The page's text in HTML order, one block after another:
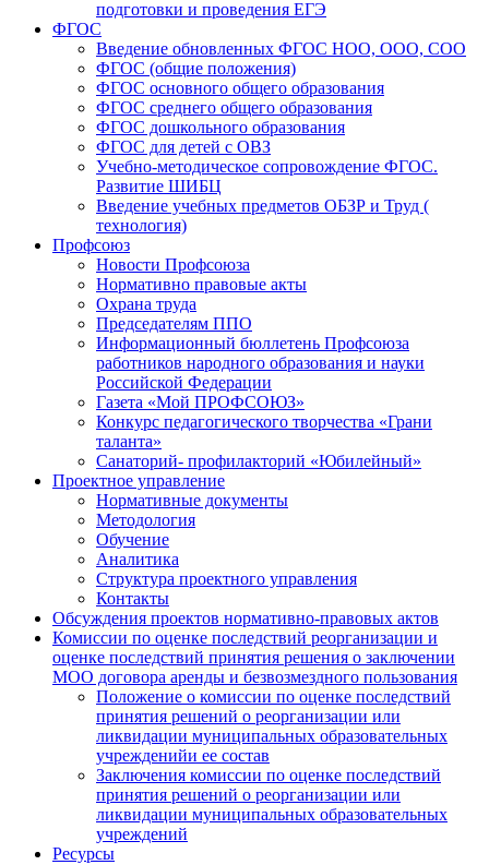
подготовки и проведения ЕГЭ
ФГОС
Введение обновленных ФГОС НОО, ООО, СОО
ФГОС (общие положения)
ФГОС основного общего образования
ФГОС среднего общего образования
ФГОС дошкольного образования
ФГОС для детей с ОВЗ
Учебно-методическое сопровождение ФГОС.
Развитие ШИБЦ
Введение учебных предметов ОБЗР и Труд (
технология)
Профсоюз
Новости Профсоюза
Нормативно правовые акты
Охрана труда
Председателям ППО
Информационный бюллетень Профсоюза
работников народного образования и науки
Российской Федерации
Газета «Мой ПРОФСОЮЗ»
Конкурс педагогического творчества «Грани
таланта»
Санаторий- профилакторий «Юбилейный»
Проектное управление
Нормативные документы
Методология
Обучение
Аналитика
Структура проектного управления
Контакты
Обсуждения проектов нормативно-правовых актов
Комиссии по оценке последствий реорганизации и
оценке последствий принятия решения о заключении
МОО договора аренды и безвозмездного пользования
Положение о комиссии по оценке последствий
принятия решений о реорганизации или
ликвидации муниципальных образовательных
учрежденийи ее состав
Заключения комиссии по оценке последствий
принятия решений о реорганизации или
ликвидации муниципальных образовательных
учреждений
Ресурсы